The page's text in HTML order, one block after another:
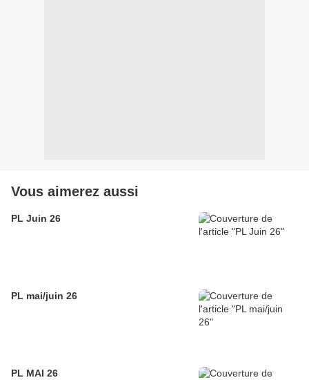
Vous aimerez aussi
PL Juin 26
PL mai/juin 26
PL MAI 26